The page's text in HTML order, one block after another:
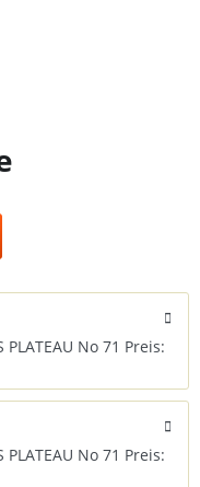
No 71 Preis:
No 71 Preis: